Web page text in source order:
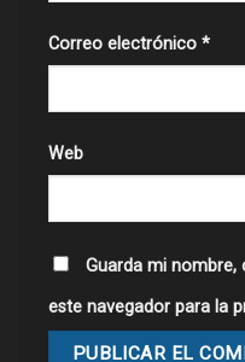
Correo electrónico *
Web
Guarda mi
este navegador para la